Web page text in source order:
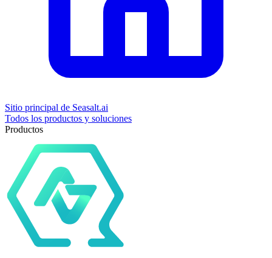
Sitio principal de Seasalt.ai
Todos los productos y soluciones
Productos